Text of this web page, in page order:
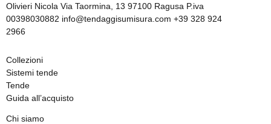
Olivieri Nicola Via Taormina, 13 97100 Ragusa P.iva
00398030882 info@tendaggisumisura.com +39 328 924
2966
Collezioni
Sistemi tende
Tende
Guida all’acquisto
Chi siamo